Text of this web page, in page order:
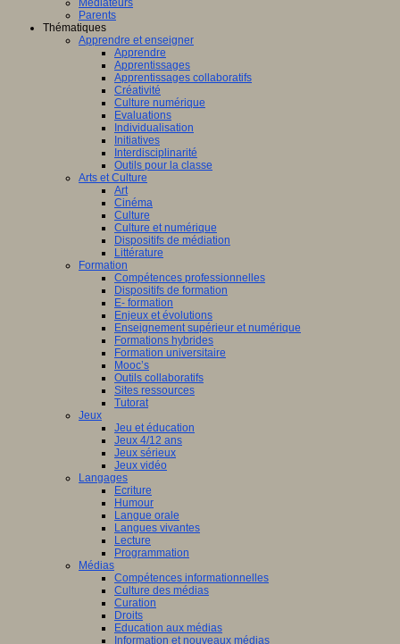
Médiateurs
Parents
Thématiques
Apprendre et enseigner
Apprendre
Apprentissages
Apprentissages collaboratifs
Créativité
Culture numérique
Evaluations
Individualisation
Initiatives
Interdisciplinarité
Outils pour la classe
Arts et Culture
Art
Cinéma
Culture
Culture et numérique
Dispositifs de médiation
Littérature
Formation
Compétences professionnelles
Dispositifs de formation
E- formation
Enjeux et évolutions
Enseignement supérieur et numérique
Formations hybrides
Formation universitaire
Mooc’s
Outils collaboratifs
Sites ressources
Tutorat
Jeux
Jeu et éducation
Jeux 4/12 ans
Jeux sérieux
Jeux vidéo
Langages
Ecriture
Humour
Langue orale
Langues vivantes
Lecture
Programmation
Médias
Compétences informationnelles
Culture des médias
Curation
Droits
Education aux médias
Information et nouveaux médias